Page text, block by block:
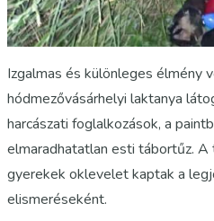
Izgalmas és különleges élmény
hódmezővásárhelyi laktanya
harcászati foglalkozások, a
elmaradhatatlan esti tábortűz.
gyerekek oklevelet kaptak a
elismeréseként.